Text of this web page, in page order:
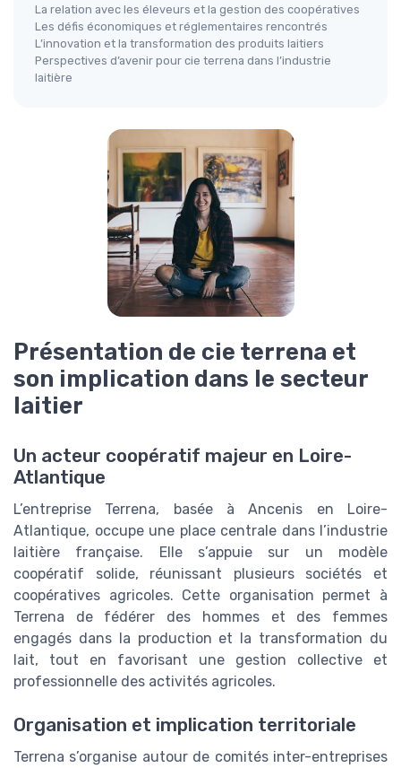
La relation avec les éleveurs et la gestion des coopératives
Les défis économiques et réglementaires rencontrés
L’innovation et la transformation des produits laitiers
Perspectives d’avenir pour cie terrena dans l’industrie
laitière
Présentation de cie terrena et
son implication dans le secteur
laitier
Un acteur coopératif majeur en Loire-
Atlantique
L’entreprise Terrena, basée à Ancenis en Loire-
Atlantique, occupe une place centrale dans l’industrie
laitière française. Elle s’appuie sur un modèle
coopératif solide, réunissant plusieurs sociétés et
coopératives agricoles. Cette organisation permet à
Terrena de fédérer des hommes et des femmes
engagés dans la production et la transformation du
lait, tout en favorisant une gestion collective et
professionnelle des activités agricoles.
Organisation et implication territoriale
Terrena s’organise autour de comités inter-entreprises